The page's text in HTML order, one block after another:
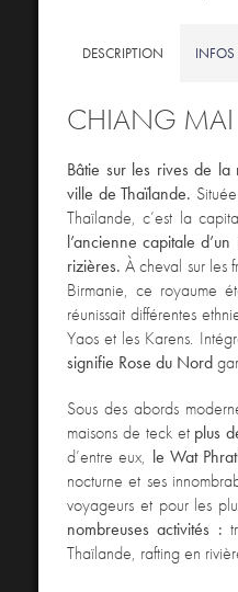
DESCRIPTION INFOS
CHIANG MAI
Bâtie sur les rives de
ville de Thaïlande.
Thaïlande, c’est la
l’ancienne capitale
rizières. À cheval sur les
Birmanie, ce royaume
réunissait différentes
Yaos et les Karens.
signifie Rose du Nord
Sous des abords
maisons de teck et plus
d’entre eux, le Wat
nocturne et ses
voyageurs et pour les
nombreuses activités :
Thaïlande, rafting en